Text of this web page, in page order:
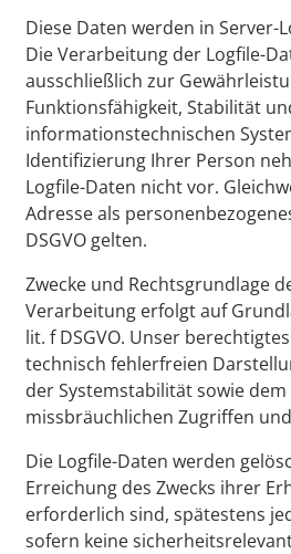
Diese Daten werden in Server-
Die Verarbeitung der Logfile-
ausschließlich zur
Funktionsfähigkeit, Stabilität
informationstechnischen
Identifizierung Ihrer Person
Logfile-Daten nicht vor.
Adresse als
DSGVO gelten.
Zwecke und Rechtsgrundlage
Verarbeitung erfolgt auf
lit. f DSGVO. Unser
technisch fehlerfreien
der Systemstabilität sowie
missbräuchlichen Zugriffen
Die Logfile-Daten werden
Erreichung des Zwecks ihrer
erforderlich sind, spätestens
sofern keine